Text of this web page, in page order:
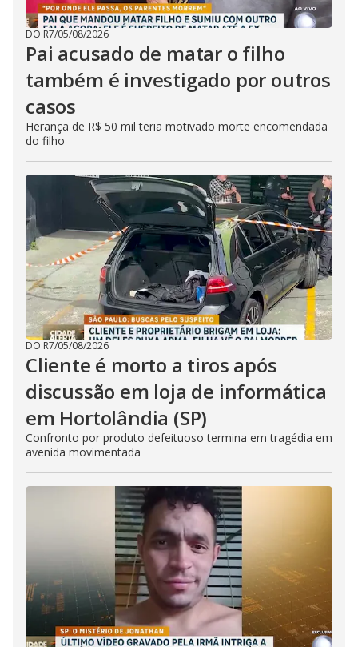
DO R7/05/08/2026
Pai acusado de matar o filho
também é investigado por outros
casos
Herança de R$ 50 mil teria motivado morte encomendada
do filho
DO R7/05/08/2026
Cliente é morto a tiros após
discussão em loja de informática
em Hortolândia (SP)
Confronto por produto defeituoso termina em tragédia em
avenida movimentada